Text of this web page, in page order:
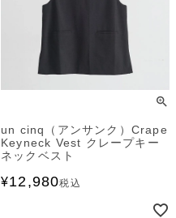
un cinq（アンサンク）Crape
Keyneck Vest クレープキー
ネックベスト
¥12,980税込